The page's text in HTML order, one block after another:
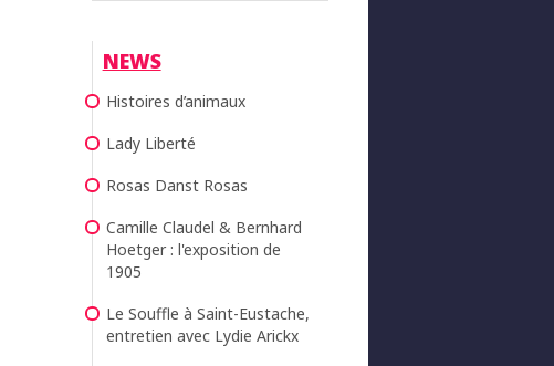
NEWS
Histoires d’animaux
Lady Liberté
Rosas Danst Rosas
Camille Claudel & Bernhard
Hoetger : l'exposition de
1905
Le Souffle à Saint-Eustache,
entretien avec Lydie Arickx